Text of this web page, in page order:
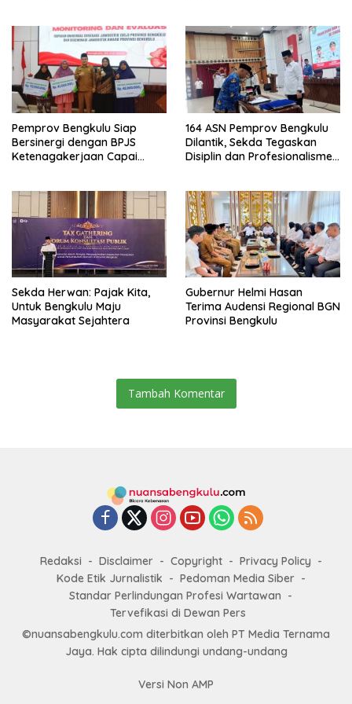
Masih Jadi Sorotan
Pemprov Bengkulu Siap
Bersinergi dengan BPJS
Ketenagakerjaan Capai
164 ASN Pemprov Bengkulu
Dilantik, Sekda Tegaskan
Disiplin dan Profesionalisme
Sekda Herwan: Pajak Kita,
Untuk Bengkulu Maju
Masyarakat Sejahtera
Gubernur Helmi Hasan
Terima Audensi Regional BGN
Provinsi Bengkulu
Tambah Komentar
Redaksi Disclaimer Copyright
Privacy Policy
Kode Etik Jurnalistik
Pedoman Media Siber
Standar Perlindungan Profesi Wartawan
Tervefikasi di Dewan Pers
©nuansabengkulu.com diterbitkan oleh PT Media Ternama
Jaya. Hak cipta dilindungi undang-undang
Versi Non AMP